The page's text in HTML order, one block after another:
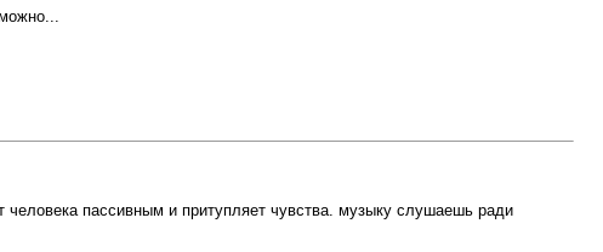
пассивным и притупляет чувства. музыку слушаешь ради